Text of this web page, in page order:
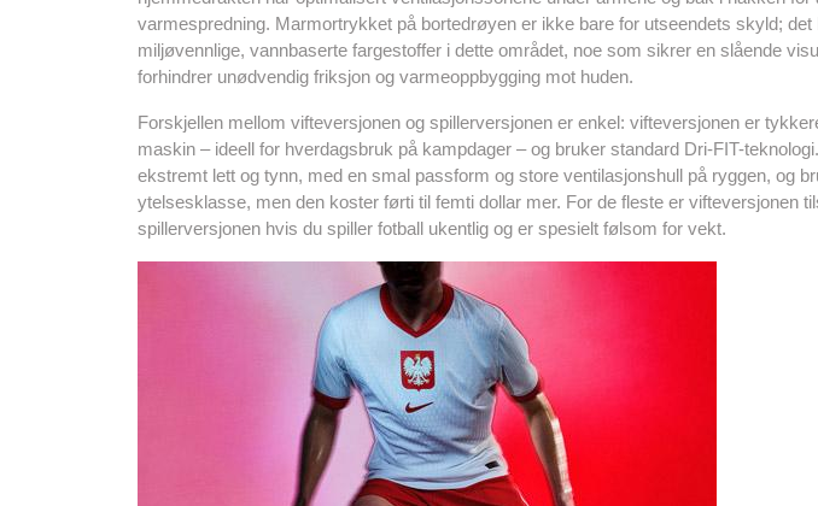
varmespredning. Marmortrykket på bortedrøyen er ikke bare for utseendets skyld; det
miljøvennlige, vannbaserte fargestoffer i dette området, noe som sikrer en slående
forhindrer unødvendig friksjon og varmeoppbygging mot huden.
Forskjellen mellom vifteversjonen og spillerversjonen er enkel: vifteversjonen er
maskin – ideell for hverdagsbruk på kampdager – og bruker standard Dri-FIT-
ekstremt lett og tynn, med en smal passform og store ventilasjonshull på ryggen, og
ytelsesklasse, men den koster førti til femti dollar mer. For de fleste er vifteversjonen
spillerversjonen hvis du spiller fotball ukentlig og er spesielt følsom for vekt.